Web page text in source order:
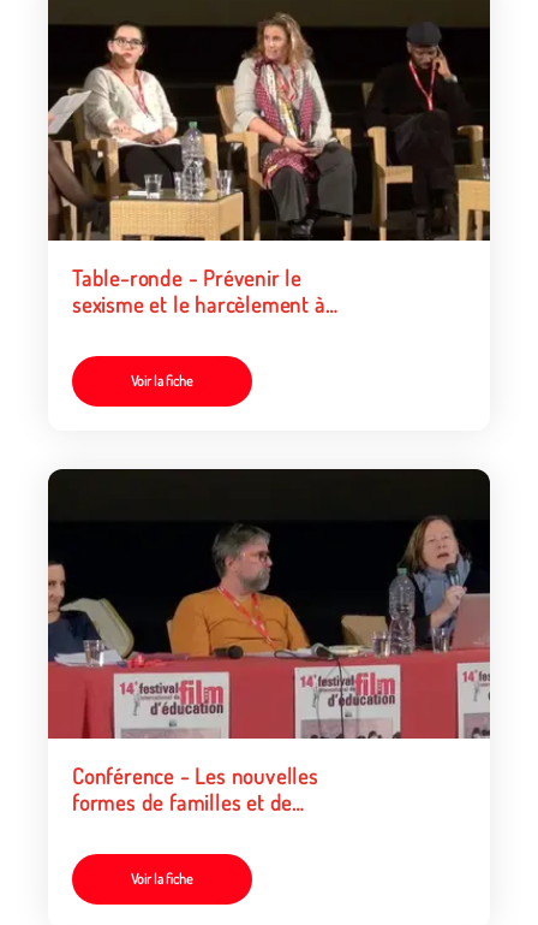
Table-ronde - Prévenir le
sexisme et le harcèlement à
Voir la fiche
Conférence - Les nouvelles
formes de familles et de
Voir la fiche